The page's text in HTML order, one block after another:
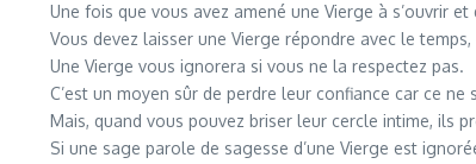
Une fois que vous avez amené une Vierge à s’ouvrir
Vous devez laisser une Vierge répondre avec le
Une Vierge vous ignorera si vous ne la respectez pas.
C’est un moyen sûr de perdre leur confiance car ce
Mais, quand vous pouvez briser leur cercle intime, ils
Si une sage parole de sagesse d’une Vierge est